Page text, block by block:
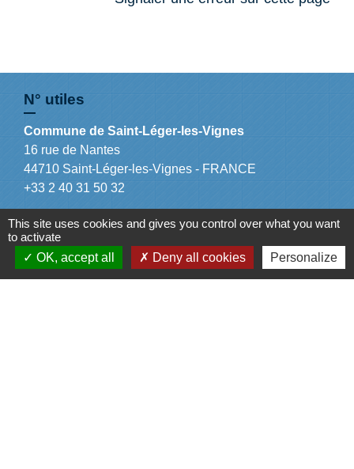
N° utiles
Commune de Saint-Léger-les-Vignes
16 rue de Nantes
44710 Saint-Léger-les-Vignes - FRANCE
+33 2 40 31 50 32
Liens
This site uses cookies and gives you control over what you want
to activate
OK, accept all
Deny all cookies Personalize